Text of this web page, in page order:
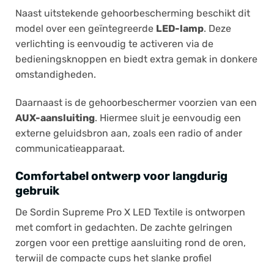
Naast uitstekende gehoorbescherming beschikt dit
model over een geïntegreerde LED-lamp. Deze
verlichting is eenvoudig te activeren via de
bedieningsknoppen en biedt extra gemak in donkere
omstandigheden.
Daarnaast is de gehoorbeschermer voorzien van een
AUX-aansluiting. Hiermee sluit je eenvoudig een
externe geluidsbron aan, zoals een radio of ander
communicatieapparaat.
Comfortabel ontwerp voor langdurig
gebruik
De Sordin Supreme Pro X LED Textile is ontworpen
met comfort in gedachten. De zachte gelringen
zorgen voor een prettige aansluiting rond de oren,
terwijl de compacte cups het slanke profiel